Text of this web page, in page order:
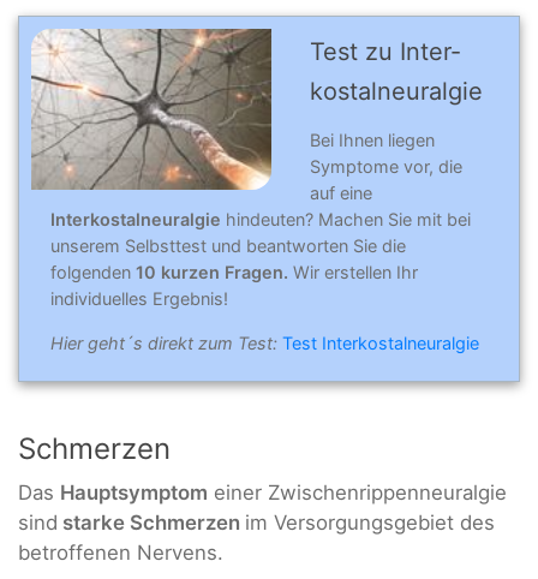
Test zu Inter­
kostal­neu­ral­gie
Bei Ihnen liegen
Symptome vor, die
auf eine
Interkostalneuralgie hindeuten? Machen Sie mit bei
unserem Selbsttest und beantworten Sie die
folgenden 10 kurzen Fragen. Wir erstellen Ihr
individuelles Ergebnis!
Hier geht´s direkt zum Test: Test Interkostalneuralgie
Schmerzen
Das Hauptsymptom einer Zwischenrippenneuralgie
sind starke Schmerzen im Versorgungsgebiet des
betroffenen Nervens.